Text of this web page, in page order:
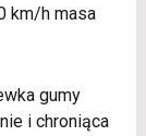
km/h masa
gumy
i chroniąca